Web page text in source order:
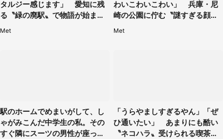
タルジー感じます」 愛知に残
る〝緑の廃駅〟で物語が始まり
そう
Met
わいこわいこわい」 兵庫・尼
崎の公園に佇む〝謎すぎる顔〟
に1.3万人戦慄
Met
駅のホームでめまいがして、し
ゃがみこんだ中学生の私。その
すぐ隣にスーツの男性が座って
「うらやましすぎるやん」「ぜ
ひ通いたい」 あまりにも酷い
〝ネコハラ〟受けられる喫茶店